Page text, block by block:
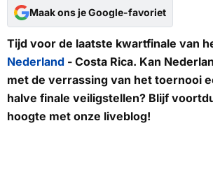
Maak ons je Google-favoriet
Tijd voor de laatste kwartfinale van
Nederland - Costa Rica. Kan
met de verrassing van het toernooi
halve finale veiligstellen? Blijf
hoogte met onze liveblog!